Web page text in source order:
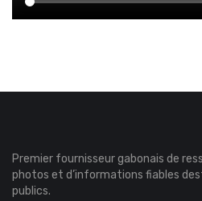
Premier fournisseur gabonais de
photos et d’informations fiables
publics.